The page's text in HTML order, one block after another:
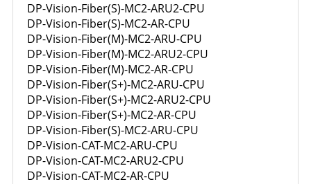
DP-Vision-Fiber(S)-MC2-ARU2-CPU
DP-Vision-Fiber(S)-MC2-AR-CPU
DP-Vision-Fiber(M)-MC2-ARU-CPU
DP-Vision-Fiber(M)-MC2-ARU2-CPU
DP-Vision-Fiber(M)-MC2-AR-CPU
DP-Vision-Fiber(S+)-MC2-ARU-CPU
DP-Vision-Fiber(S+)-MC2-ARU2-CPU
DP-Vision-Fiber(S+)-MC2-AR-CPU
DP-Vision-Fiber(S)-MC2-ARU-CPU
DP-Vision-CAT-MC2-ARU-CPU
DP-Vision-CAT-MC2-ARU2-CPU
DP-Vision-CAT-MC2-AR-CPU